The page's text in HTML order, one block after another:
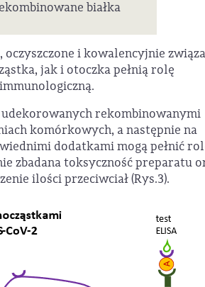
białka
i kowalencyjnie
jak i otoczka pełnią rolę
udekorowanych rekombinowanymi
komórkowych, a następnie na
dodatkami mogą pełnić
zbadana toksyczność preparatu
ilości przeciwciał (Rys.3).